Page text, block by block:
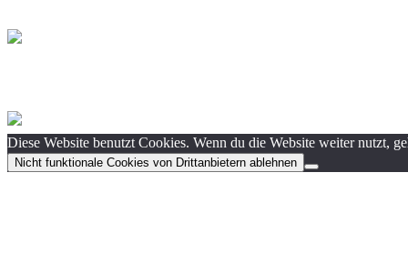
Diese Website benutzt Cookies. Wenn du die Website weiter nutzt,
Nicht funktionale Cookies von Drittanbietern ablehnen